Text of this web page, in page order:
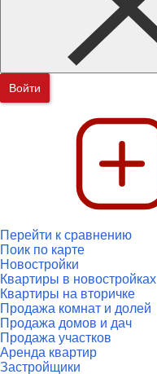
Войти
Перейти к сравнению
Поик по карте
Новостройки
Квартиры в новостройках
Квартиры на вторичке
Продажа комнат и долей
Продажа домов и дач
Продажа участков
Аренда квартир
Застройщики